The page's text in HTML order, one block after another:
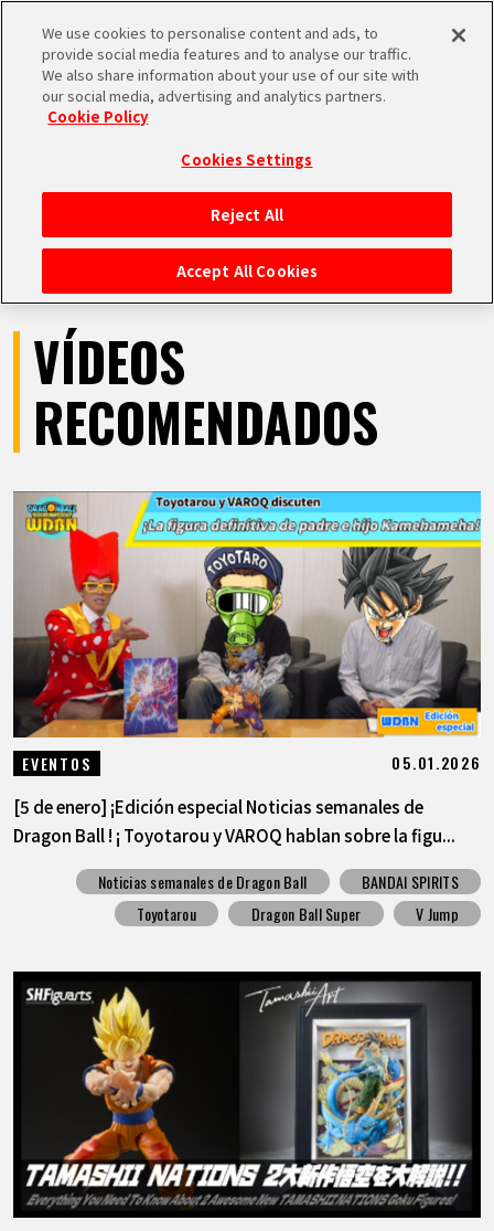
MEN
INICIO
NOTICIAS
LO MÁS DESTACADO
VÍDEOS
ARTÍCULOS
ACERCA DE
LANGUAGE
JP
EN FR DE ES
VÍDEOS
VÍDEOS
RECOMENDADOS
EVENTOS 05.01.2026
[5 de enero] ¡Edición especial Noticias semanales de
Dragon Ball ! ¡ Toyotarou y VAROQ hablan sobre la figu...
Noticias semanales de Dragon Ball
BANDAI SPIRITS
Toyotarou
Dragon Ball Super V Jump
We use cookies to personalise content and ads, to
provide social media features and to analyse our traffic.
We also share information about your use of our site with
our social media, advertising and analytics partners.
Cookie Policy
Cookies Settings
Reject All
Accept All Cookies